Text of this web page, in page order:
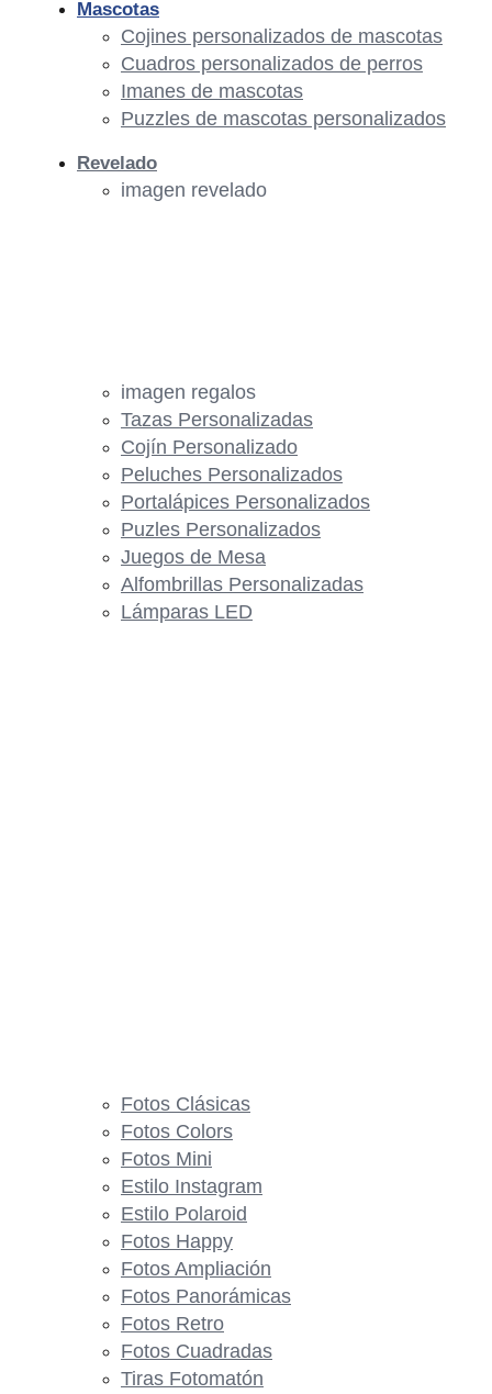
imagen regalos
Tazas Personalizadas
Cojín Personalizado
Peluches Personalizados
Portalápices Personalizados
Puzles Personalizados
Juegos de Mesa
Alfombrillas Personalizadas
Lámparas LED
Mascotas
Cojines personalizados de mascotas
Cuadros personalizados de perros
Imanes de mascotas
Puzzles de mascotas personalizados
Revelado
imagen revelado
Fotos Clásicas
Fotos Colors
Fotos Mini
Estilo Instagram
Estilo Polaroid
Fotos Happy
Fotos Ampliación
Fotos Panorámicas
Fotos Retro
Fotos Cuadradas
Tiras Fotomatón